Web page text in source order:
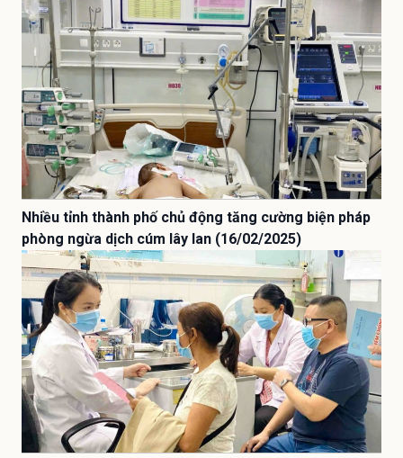
Nhiều tỉnh thành phố chủ động tăng cường biện pháp
phòng ngừa dịch cúm lây lan (16/02/2025)